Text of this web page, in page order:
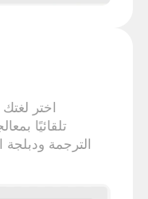
اختر
الترجمة